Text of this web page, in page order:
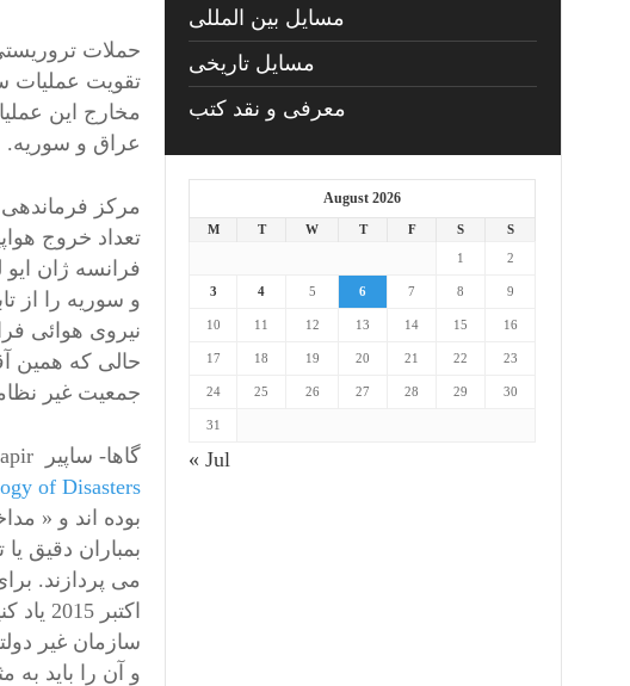
تقویت عملیات
عراق و سوریه.
حالی که همین
جمعیت غیر
گاها- ساپیر Guha-Sapirمدیر مرکز پژوهشهای بیماریهای همه گیر و مصیبتهای طبیعی
of Disasters
و آن را باید به
مسایل بین المللی
مسایل تاریخی
معرفی و نقد کتب
August 2026
M T W T F S
S
1
2
3 4 5 6 7 8 9
10 11 12 13 14 15 16
17 18 19 20 21 22 23
24 25 26 27 28 29 30
31
« Jul